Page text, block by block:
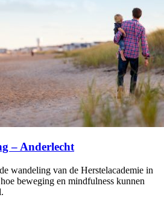
– Anderlecht
wandeling van de Herstelacademie in
beweging en mindfulness kunnen